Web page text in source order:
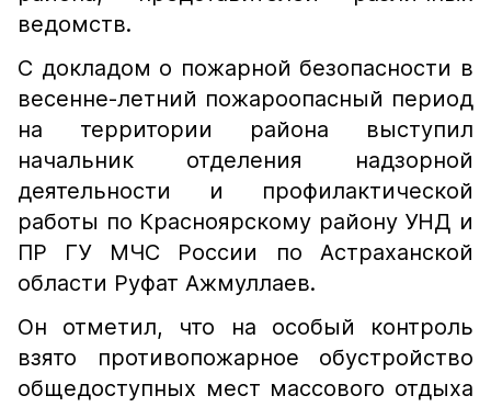
ведомств.
С докладом о пожарной безопасности в
весенне-летний пожароопасный период
на территории района выступил
начальник отделения надзорной
деятельности и профилактической
работы по Красноярскому району УНД и
ПР ГУ МЧС России по Астраханской
области Руфат Ажмуллаев.
Он отметил, что на особый контроль
взято противопожарное обустройство
общедоступных мест массового отдыха